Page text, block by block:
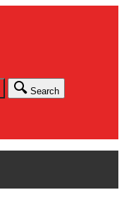
Search